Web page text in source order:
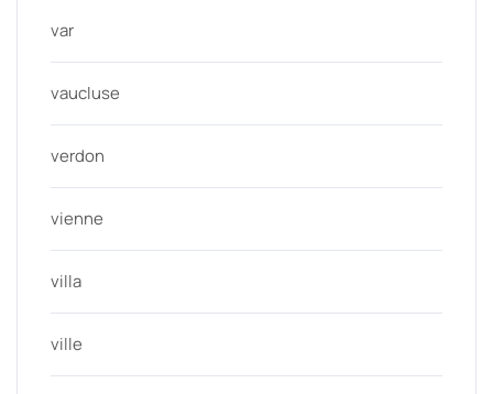
var
vaucluse
verdon
vienne
villa
ville